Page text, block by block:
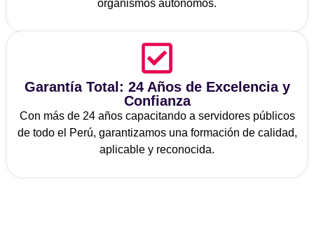
organismos autónomos.
Garantía Total: 24 Años de Excelencia y
Confianza
Con más de 24 años capacitando a servidores públicos
de todo el Perú, garantizamos una formación de calidad,
aplicable y reconocida.